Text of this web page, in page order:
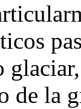
de la